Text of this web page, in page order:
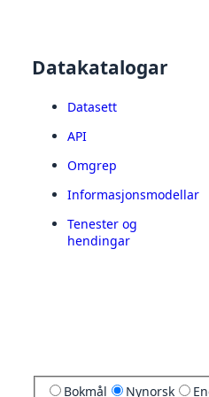
Datakatalogar
Datasett
API
Omgrep
Informasjonsmodellar
Tenester og
hendingar
Bokmål Nynorsk